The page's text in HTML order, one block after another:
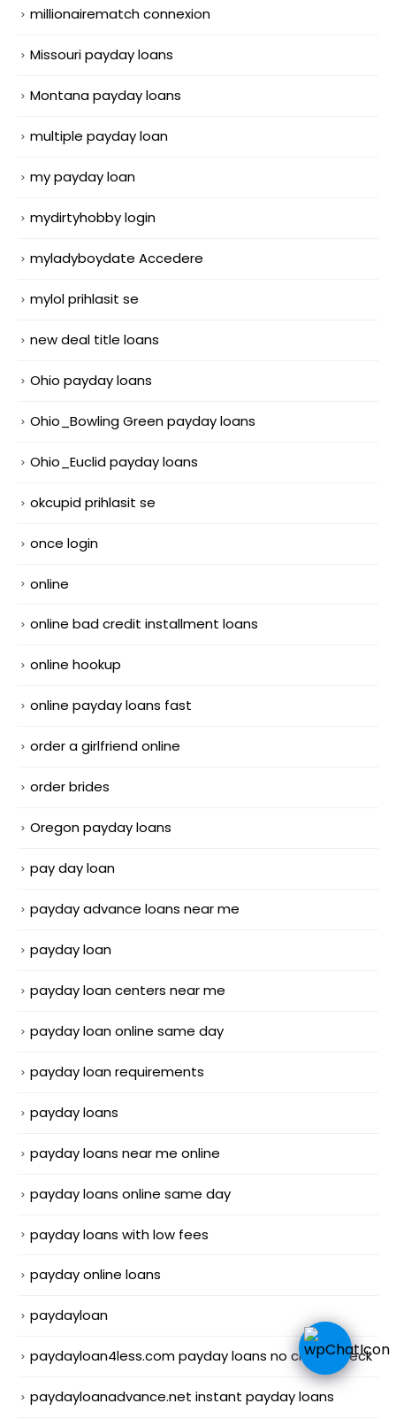
millionairematch connexion
Missouri payday loans
Montana payday loans
multiple payday loan
my payday loan
mydirtyhobby login
myladyboydate Accedere
mylol prihlasit se
new deal title loans
Ohio payday loans
Ohio_Bowling Green payday loans
Ohio_Euclid payday loans
okcupid prihlasit se
once login
online
online bad credit installment loans
online hookup
online payday loans fast
order a girlfriend online
order brides
Oregon payday loans
pay day loan
payday advance loans near me
payday loan
payday loan centers near me
payday loan online same day
payday loan requirements
payday loans
payday loans near me online
payday loans online same day
payday loans with low fees
payday online loans
paydayloan
paydayloan4less.com payday loans no credit check
paydayloanadvance.net instant payday loans